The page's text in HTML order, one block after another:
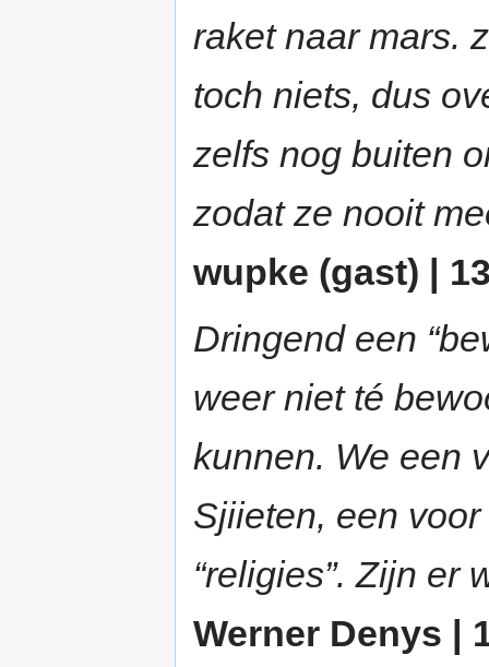
raket naar mars.
toch niets, dus
zelfs nog buiten
zodat ze nooit
wupke (gast) |
Dringend een
weer niet té
kunnen. We een
Sjiieten, een
“religies”. Zijn er
Werner Denys |